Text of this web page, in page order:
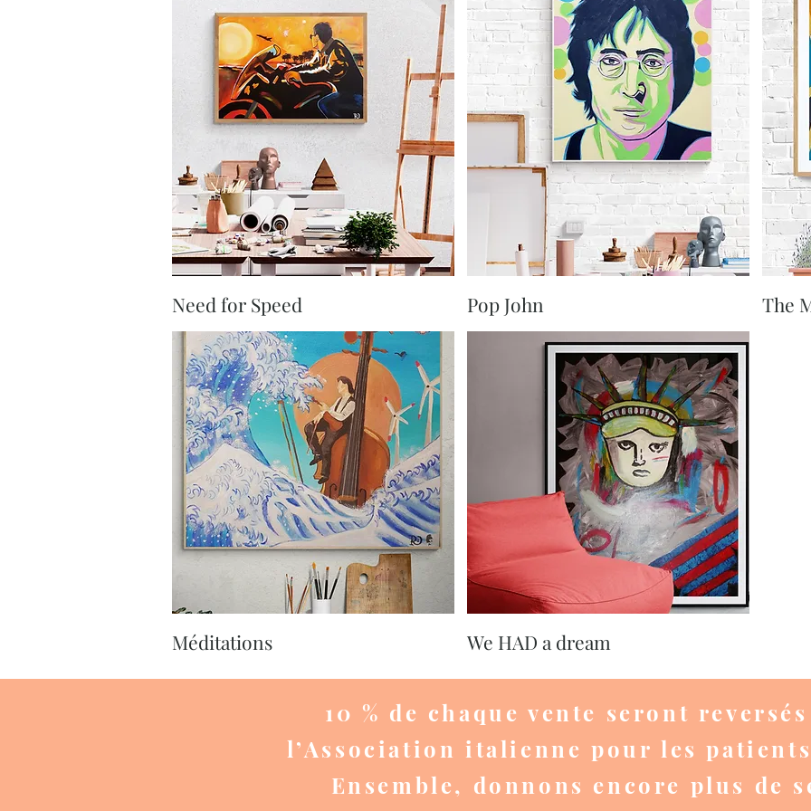
Aperçu rapide
Need for Speed Pop John The
Aperçu rapide
Méditations Aperçu rapide
We HAD a dream
10 % de chaque vente seront
l’Association italienne pour les
Ensemble, donnons encore plus de